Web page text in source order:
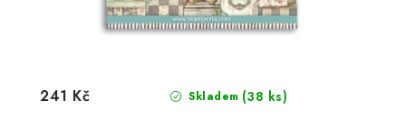
Skladem (38 ks)
241 Kč